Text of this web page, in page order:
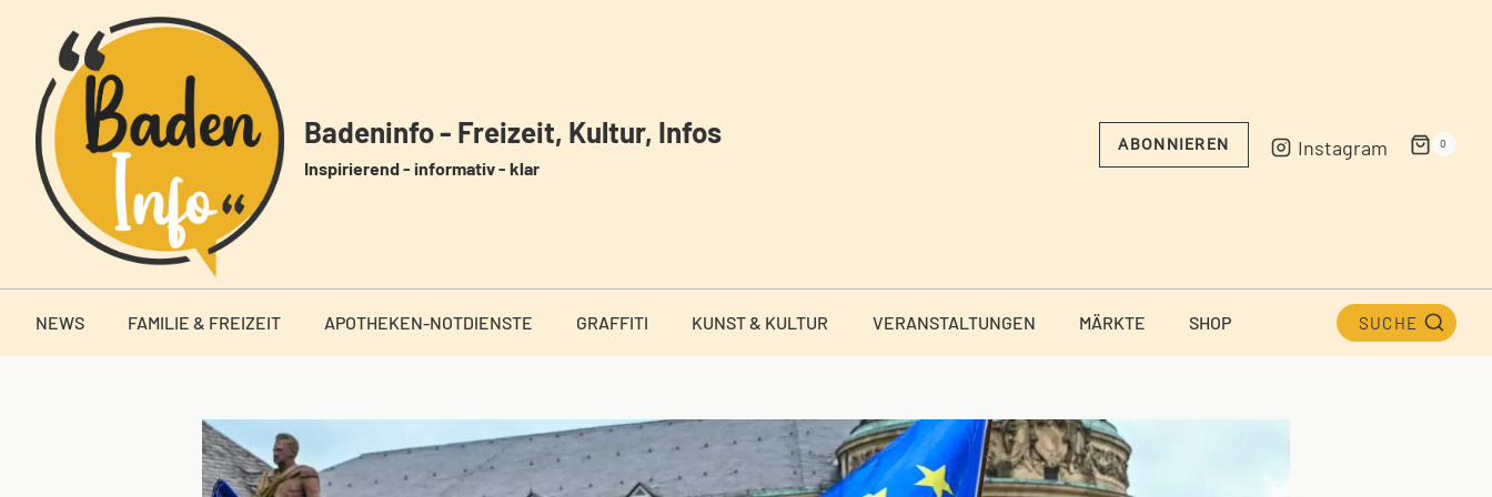
springen
Badeninfo - Freizeit, Kultur, Infos
Inspirierend - informativ - klar
ABONNIEREN Instagram 0
NEWS FAMILIE & FREIZEIT APOTHEKEN-NOTDIENSTE GRAFFITI KUNST & KULTUR VERANSTALTUNGEN MÄRKTE SHOP SUCHE